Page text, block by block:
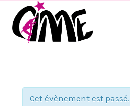
contenu
Cet évènement est passé.